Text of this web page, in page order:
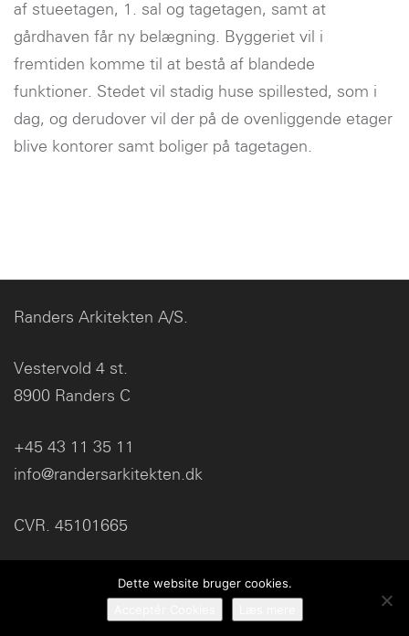
af stueetagen, 1. sal og tagetagen, samt at
gårdhaven får ny belægning. Byggeriet vil i
fremtiden komme til at bestå af blandede
funktioner. Stedet vil stadig huse spillested, som i
dag, og derudover vil der på de ovenliggende etager
blive kontorer samt boliger på tagetagen.
Randers Arkitekten A/S.
Vestervold 4 st.
8900 Randers C
+45 43 11 35 11
info@randersarkitekten.dk
CVR. 45101665
Dette website bruger cookies.